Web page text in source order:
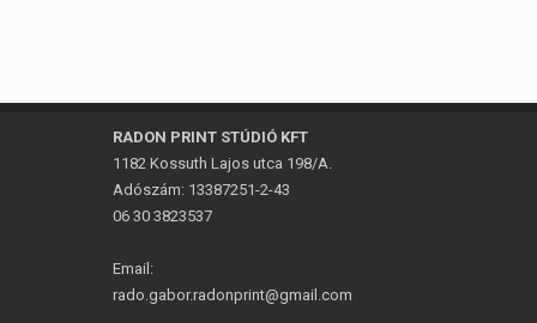
RADON PRINT STÚDIÓ KFT
1182 Kossuth Lajos utca 198/A.
Adószám: 13387251-2-43
06 30 3823537
Email:
rado.gabor.radonprint@gmail.com